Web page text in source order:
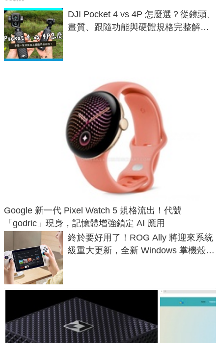
DJI Pocket 4 vs 4P 怎麼選？從鏡頭、
畫質、跟隨功能與硬體規格完整解
Google 新一代 Pixel Watch 5 規格流出！代號
「godric」現身，記憶體增強鎖定 AI 應用
終於要好用了！ROG Ally 將迎來系統
級重大更新，全新 Windows 掌機殼模